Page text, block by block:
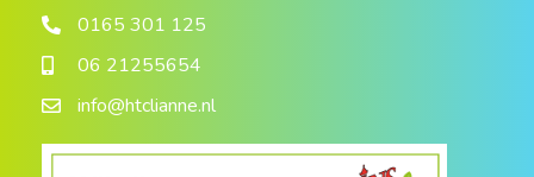
0165 301 125
06 21255654
info@htclianne.nl